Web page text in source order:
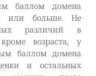
баллом домена
или больше. Не
различий в
возраста, у
баллом домена
и остальных